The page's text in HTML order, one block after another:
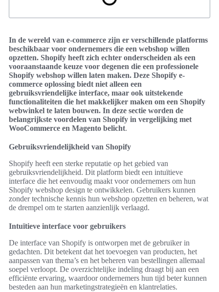
In de wereld van e-commerce zijn er verschillende platforms
beschikbaar voor ondernemers die een webshop willen
opzetten. Shopify heeft zich echter onderscheiden als een
vooraanstaande keuze voor degenen die een professionele
Shopify webshop willen laten maken. Deze Shopify e-
commerce oplossing biedt niet alleen een
gebruiksvriendelijke interface, maar ook uitstekende
functionaliteiten die het makkelijker maken om een Shopify
webwinkel te laten bouwen. In deze sectie worden de
belangrijkste voordelen van Shopify in vergelijking met
WooCommerce en Magento belicht.
Gebruiksvriendelijkheid van Shopify
Shopify heeft een sterke reputatie op het gebied van
gebruiksvriendelijkheid. Dit platform biedt een intuïtieve
interface die het eenvoudig maakt voor ondernemers om hun
Shopify webshop design te ontwikkelen. Gebruikers kunnen
zonder technische kennis hun webshop opzetten en beheren, wat
de drempel om te starten aanzienlijk verlaagd.
Intuïtieve interface voor gebruikers
De interface van Shopify is ontworpen met de gebruiker in
gedachten. Dit betekent dat het toevoegen van producten, het
aanpassen van thema’s en het beheren van bestellingen allemaal
soepel verloopt. De overzichtelijke indeling draagt bij aan een
efficiënte ervaring, waardoor ondernemers hun tijd beter kunnen
besteden aan hun marketingstrategieën en klantrelaties.